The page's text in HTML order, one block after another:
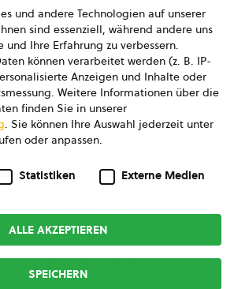
AGB
Marketing GmbH
AGB Bildung
Newsletter
© 2026bio austria
und andere Technologien auf unserer
sind essenziell, während andere uns
und Ihre Erfahrung zu verbessern.
können verarbeitet werden (z. B. IP-
Anzeigen und Inhalte oder
Weitere Informationen über die
finden Sie in unserer
. Sie können Ihre Auswahl jederzeit unter
oder anpassen.
Statistiken Externe Medien
ALLE AKZEPTIEREN
SPEICHERN